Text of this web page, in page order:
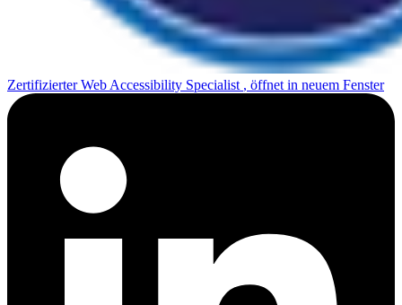
Zertifizierter Web Accessibility Specialist , öffnet in neuem Fenster